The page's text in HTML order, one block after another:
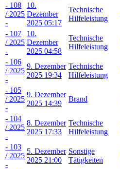
- 108
/ 2025
-
10.
Dezember
2025 05:17
Technische
Hilfeleistung
- 107
/ 2025
-
10.
Dezember
2025 04:58
Technische
Hilfeleistung
- 106
/ 2025
-
9. Dezember
2025 19:34
Technische
Hilfeleistung
- 105
/ 2025
-
9. Dezember
2025 14:39
Brand
- 104
/ 2025
-
8. Dezember
2025 17:33
Technische
Hilfeleistung
- 103
/ 2025
-
5. Dezember
2025 21:00
Sonstige
Tätigkeiten